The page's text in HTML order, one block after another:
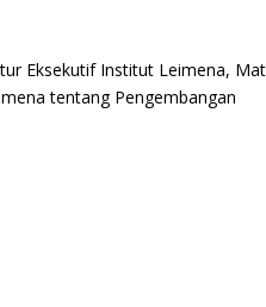
Eksekutif Institut Leimena,
tentang Pengembangan